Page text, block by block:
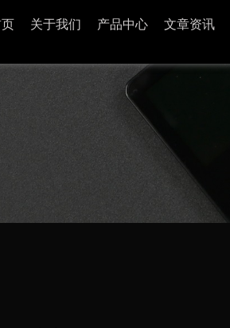
关于我们 产品中心 文章资讯